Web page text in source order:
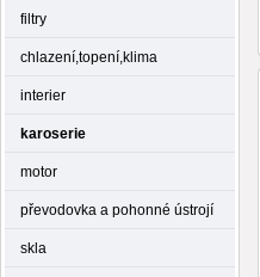
filtry
chlazení,topení,klima
interier
karoserie
motor
převodovka a pohonné ústrojí
skla